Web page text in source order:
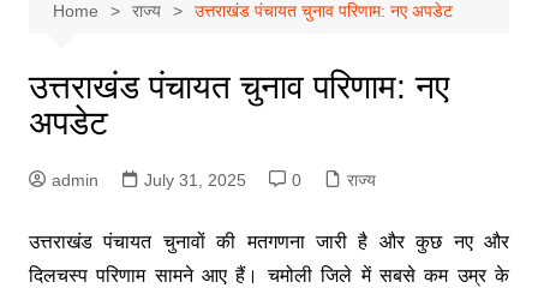
Home राज्य उत्तराखंड पंचायत चुनाव परिणाम: नए अपडेट
उत्तराखंड पंचायत चुनाव परिणाम: नए
अपडेट
admin July 31, 2025 0 राज्य
उत्तराखंड पंचायत चुनावों की मतगणना जारी है और कुछ नए और
दिलचस्प परिणाम सामने आए हैं। चमोली जिले में सबसे कम उम्र के